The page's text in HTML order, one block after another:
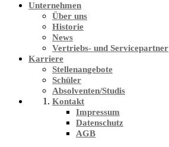
Unternehmen
Über uns
Historie
News
Vertriebs- und Servicepartner
Karriere
Stellenangebote
Schüler
Absolventen/Studis
Kontakt
Impressum
Datenschutz
AGB